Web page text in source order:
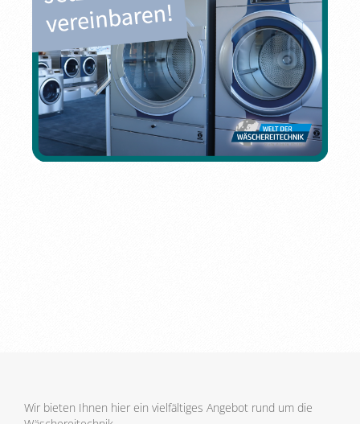
Wir bieten Ihnen hier ein vielfältiges Angebot rund um die